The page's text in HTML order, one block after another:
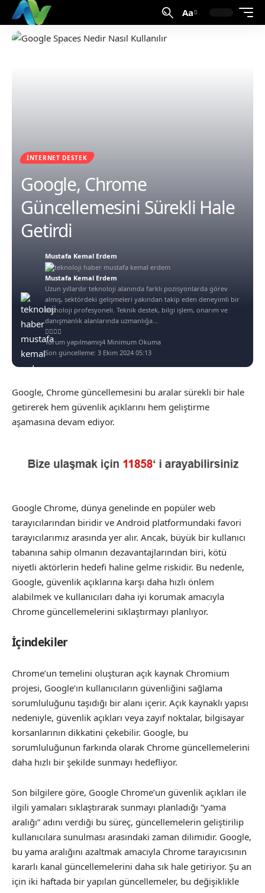
Aa
İNTERNET DESTEK
Google, Chrome
Güncellemesini Sürekli Hale
Getirdi
Son güncelleme: 3 Ekim 2024 05:13
Mustafa Kemal Erdem
Mustafa Kemal Erdem
Uzun yıllardır teknoloji alanında farklı pozisyonlarda görev
almış, sektördeki gelişmeleri yakından takip eden deneyimli bir
teknoloji profesyoneli. Teknik destek, bilgi işlem, onarım ve
danışmanlık alanlarında uzmanlığa...
Yorum yapılmamış4 Minimum Okuma
Google, Chrome güncellemesini bu aralar sürekli bir hale
getirerek hem güvenlik açıklarını hem geliştirme
aşamasına devam ediyor.
Google Chrome, dünya genelinde en popüler web
tarayıcılarından biridir ve Android platformundaki favori
tarayıcılarımız arasında yer alır. Ancak, büyük bir kullanıcı
tabanına sahip olmanın dezavantajlarından biri, kötü
niyetli aktörlerin hedefi haline gelme riskidir. Bu nedenle,
Google, güvenlik açıklarına karşı daha hızlı önlem
alabilmek ve kullanıcıları daha iyi korumak amacıyla
Chrome güncellemelerini sıklaştırmayı planlıyor.
İçindekiler
Chrome’un temelini oluşturan açık kaynak Chromium
projesi, Google’ın kullanıcıların güvenliğini sağlama
sorumluluğunu taşıdığı bir alanı içerir. Açık kaynaklı yapısı
nedeniyle, güvenlik açıkları veya zayıf noktalar, bilgisayar
korsanlarının dikkatini çekebilir. Google, bu
sorumluluğunun farkında olarak Chrome güncellemelerini
daha hızlı bir şekilde sunmayı hedefliyor.
Son bilgilere göre, Google Chrome’un güvenlik açıkları ile
ilgili yamaları sıklaştırarak sunmayı planladığı “yama
aralığı” adını verdiği bu süreç, güncellemelerin geliştirilip
kullanıcılara sunulması arasındaki zaman dilimidir. Google,
bu yama aralığını azaltmak amacıyla Chrome tarayıcısının
kararlı kanal güncellemelerini daha sık hale getiriyor. Şu an
için iki haftada bir yapılan güncellemeler, bu değişiklikle